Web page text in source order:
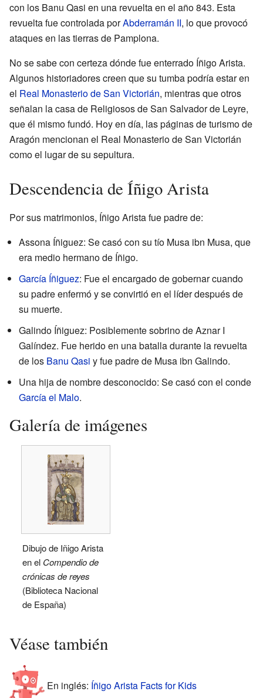
con los Banu Qasi en una revuelta en el año 843. Esta
revuelta fue controlada porAbderramán II, lo que provocó
ataques en las tierras de Pamplona.
No se sabe con certeza dónde fue enterrado Íñigo Arista.
Algunos historiadores creen que su tumba podría estar en
el Real Monasterio de San Victorián, mientras que otros
señalan la casa de Religiosos de San Salvador de Leyre,
que él mismo fundó. Hoy en día, las páginas de turismo de
Aragón mencionan el Real Monasterio de San Victorián
como el lugar de su sepultura.
Descendencia de Íñigo Arista
Por sus matrimonios, Íñigo Arista fue padre de:
Assona Íñiguez: Se casó con su tío Musa ibn Musa, que
era medio hermano de Íñigo.
García Íñiguez: Fue el encargado de gobernar cuando
su padre enfermó y se convirtió en el líder después de
su muerte.
Galindo Íñiguez: Posiblemente sobrino de Aznar I
Galíndez. Fue herido en una batalla durante la revuelta
de los Banu Qasi y fue padre de Musa ibn Galindo.
Una hija de nombre desconocido: Se casó con el conde
García el Malo.
Galería de imágenes
Dibujo de Iñigo Arista
en el Compendio de
crónicas de reyes
(Biblioteca Nacional
de España)
Véase también
En inglés: Íñigo Arista Facts for Kids